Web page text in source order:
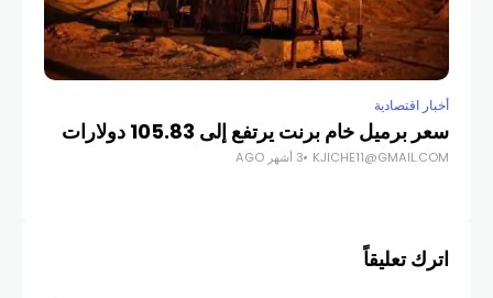
أخبار اقتصادية
سعر برميل خام برنت يرتفع إلى 105.83 دولارات
KJICHE11@GMAIL.COM 3 أشهر AGO
اترك تعليقاً